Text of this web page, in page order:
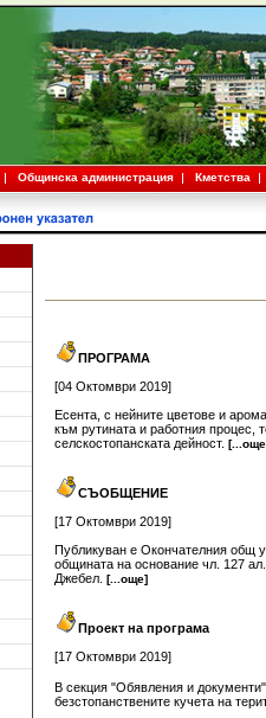
Общинска администрация Кметства
ПРОГРАМА
[04 Октомври 2019]
Есента, с нейните цветове и
към рутината и работния процес,
селскостопанската дейност.
СЪОБЩЕНИЕ
[17 Октомври 2019]
Публикуван е Окончателния общ
общината на основание чл. 127
Джебел. [...още]
Проект на програма
[17 Октомври 2019]
В секция "Обявления и
безстопанствените кучета на